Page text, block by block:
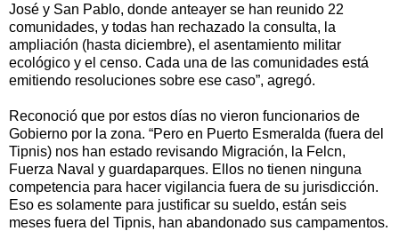
José y San Pablo, donde anteayer se han reunido 22
comunidades, y todas han rechazado la consulta, la
ampliación (hasta diciembre), el asentamiento militar
ecológico y el censo. Cada una de las comunidades está
emitiendo resoluciones sobre ese caso”, agregó.
Reconoció que por estos días no vieron funcionarios de
Gobierno por la zona. “Pero en Puerto Esmeralda (fuera del
Tipnis) nos han estado revisando Migración, la Felcn,
Fuerza Naval y guardaparques. Ellos no tienen ninguna
competencia para hacer vigilancia fuera de su jurisdicción.
Eso es solamente para justificar su sueldo, están seis
meses fuera del Tipnis, han abandonado sus campamentos.